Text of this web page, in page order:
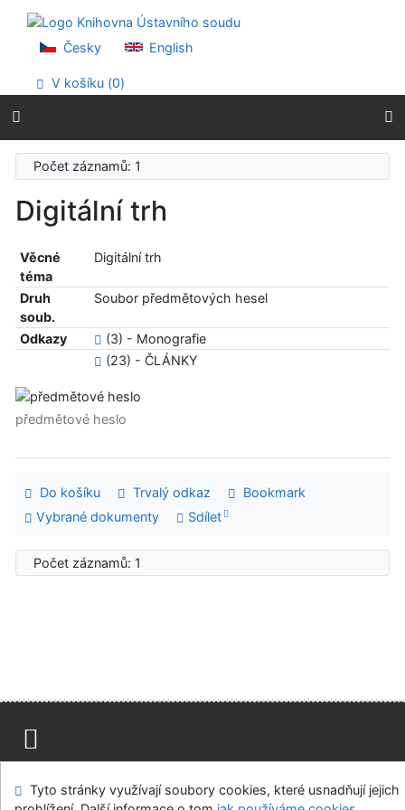
Přejít na menu
Prohlášení o webové přístupnosti
Česky English
V košíku (0)
Počet záznamů: 1
Digitální trh
Věcné
téma
Digitální trh
Druh
soub.
Soubor předmětových hesel
Odkazy
(3) - Monografie
(23) - ČLÁNKY
předmětové heslo
Do košíku Trvalý odkaz
Bookmark
Vybrané dokumenty
Sdílet
Počet záznamů: 1
Modul OpenSearch
Napište nám Nastavení cookies
Tyto stránky využívají soubory cookies, které usnadňují jejich